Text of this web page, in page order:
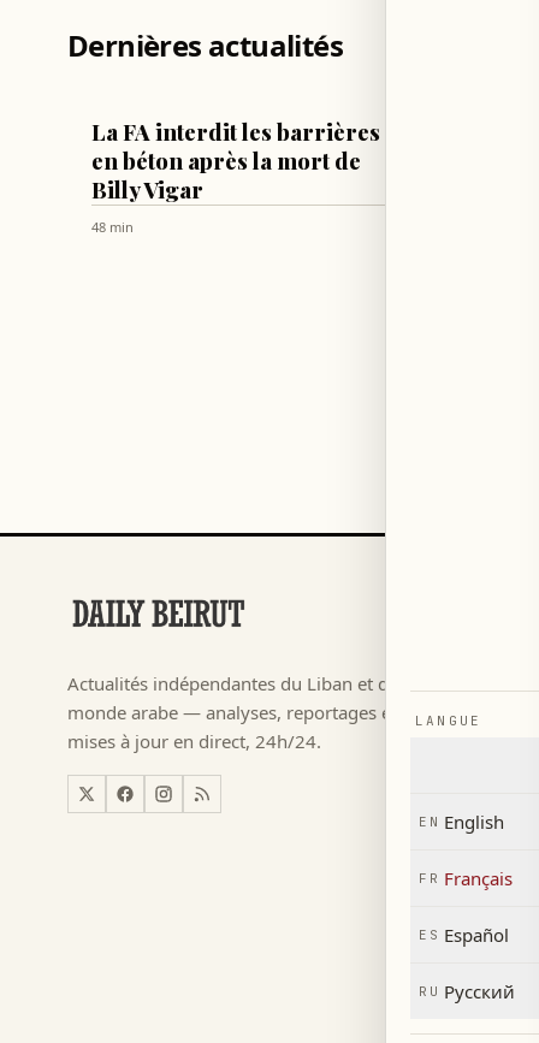
Dernières actualités
La FA interdit les barrières
en béton après la mort de
Billy Vigar
48 min
Actualités indépendantes du Liban et du
monde arabe — analyses, reportages et
mises à jour en direct, 24h/24.
٢٠٢٦
→ Actualités
Monde
LANGUE
EN English
FR Français
ES Español
RU Русский